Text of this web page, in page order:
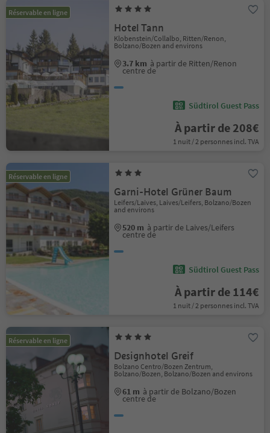
Réservable en ligne
Hotel Tann
Klobenstein/Collalbo, Ritten/Renon,
Bolzano/Bozen and environs
3.7 km à partir de Ritten/Renon
centre de
Südtirol Guest Pass
À partir de 208€
1 nuit / 2 personnes incl. TVA
Réservable en ligne
Garni-Hotel Grüner Baum
Leifers/Laives, Laives/Leifers, Bolzano/Bozen
and environs
520 m à partir de Laives/Leifers
centre de
Südtirol Guest Pass
À partir de 114€
1 nuit / 2 personnes incl. TVA
Réservable en ligne
Designhotel Greif
Bolzano Centro/Bozen Zentrum,
Bolzano/Bozen, Bolzano/Bozen and environs
61 m à partir de Bolzano/Bozen
centre de